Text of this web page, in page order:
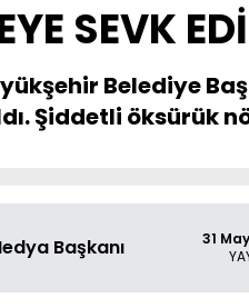
SEVK
Belediye
Şiddetli öksürük
Başkanı
31